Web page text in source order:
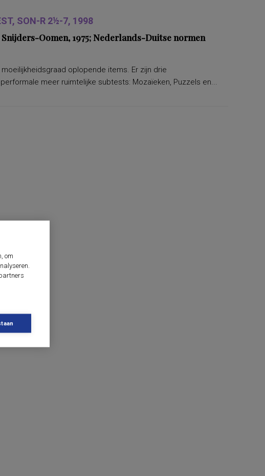
om
SON-R 2½-7, 1998
Oomen, 1975; Nederlands-Duitse normen
oplopende items. Er zijn drie
meer ruimtelijke subtests: Mozaïeken, Puzzels en...